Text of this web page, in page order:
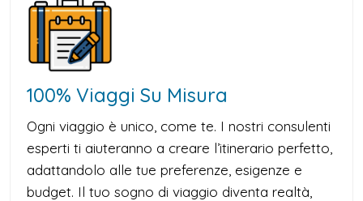
100% Viaggi Su Misura
Ogni viaggio è unico, come te. I nostri consulenti
esperti ti aiuteranno a creare l’itinerario perfetto,
adattandolo alle tue preferenze, esigenze e
budget. Il tuo sogno di viaggio diventa realtà,